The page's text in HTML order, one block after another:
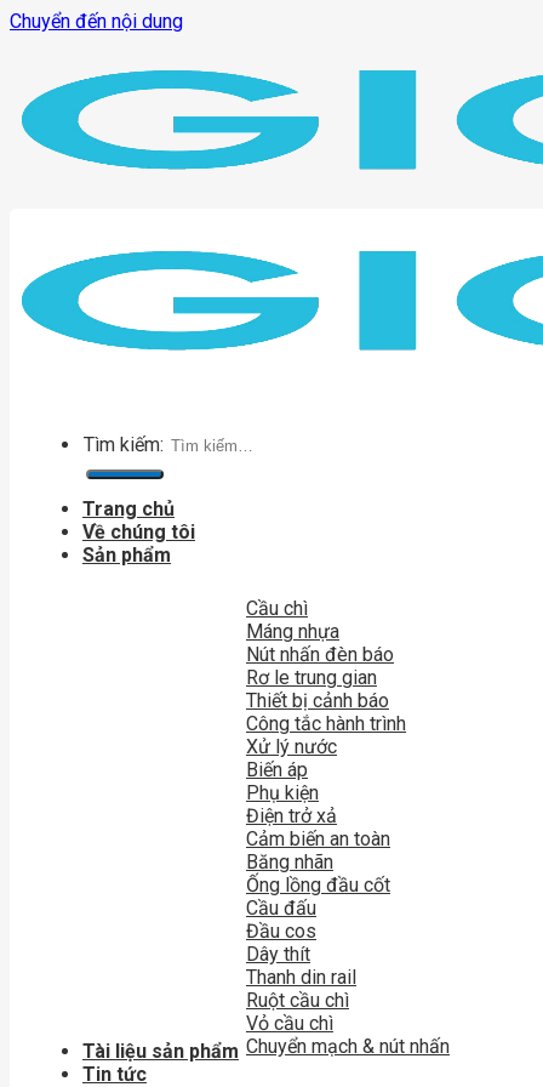
Chuyển đến nội dung
Tìm kiếm:
Trang chủ
Về chúng tôi
Sản phẩm
Cầu chì
Máng nhựa
Nút nhấn đèn báo
Rơ le trung gian
Thiết bị cảnh báo
Công tắc hành trình
Xử lý nước
Biến áp
Phụ kiện
Điện trở xả
Cảm biến an toàn
Băng nhãn
Ống lồng đầu cốt
Cầu đấu
Đầu cos
Dây thít
Thanh din rail
Ruột cầu chì
Vỏ cầu chì
Chuyển mạch & nút nhấn
Tài liệu sản phẩm
Tin tức